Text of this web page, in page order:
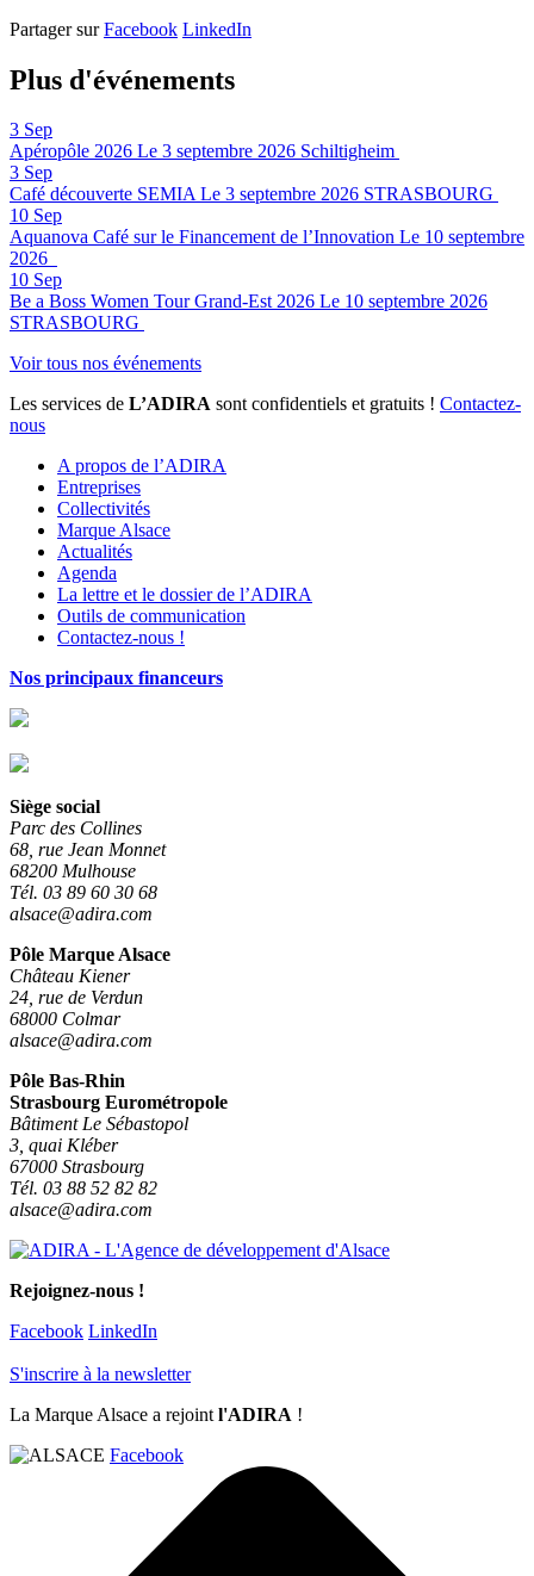
Partager sur Facebook LinkedIn
Plus d'événements
3 Sep
Apéropôle 2026 Le 3 septembre 2026 Schiltigheim
3 Sep
Café découverte SEMIALe 3 septembre 2026 STRASBOURG
10 Sep
Aquanova Café sur le Financement de l’Innovation Le 10 septembre
2026
10 Sep
Be a Boss Women Tour Grand-Est 2026 Le 10 septembre 2026
STRASBOURG
Voir tous nos événements
Les services de L’ADIRA sont confidentiels et gratuits ! Contactez-
nous
A propos de l’ADIRA
Entreprises
Collectivités
Marque Alsace
Actualités
Agenda
La lettre et le dossier de l’ADIRA
Outils de communication
Contactez-nous !
Nos principaux financeurs
Siège social
Parc des Collines
68, rue Jean Monnet
68200 Mulhouse
Tél. 03 89 60 30 68
alsace@adira.com
Pôle Marque Alsace
Château Kiener
24, rue de Verdun
68000 Colmar
alsace@adira.com
Pôle Bas-Rhin
Strasbourg Eurométropole
Bâtiment Le Sébastopol
3, quai Kléber
67000 Strasbourg
Tél. 03 88 52 82 82
alsace@adira.com
Rejoignez-nous !
Facebook LinkedIn
S'inscrire à la newsletter
La Marque Alsace a rejointl'ADIRA !
Facebook